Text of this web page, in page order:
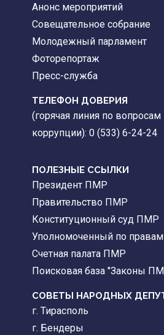
Анонс мероприятий
Совещательное собрание
Молодежный парламент
Фоторепортаж
Пресс-служба
ТЕЛЕФОН ДОВЕРИЯ
(горячая линия по
коррупции): 0 (533) 6-24-24
ПОЛЕЗНЫЕ ССЫЛКИ
Президент ПМР
Правительство ПМР
Конституционный суд ПМР
Уполномоченный по
Счетная палата ПМР
Поисковая база "Законы
СОВЕТЫ НАРОДНЫХ
г. Тирасполь
г. Бендеры